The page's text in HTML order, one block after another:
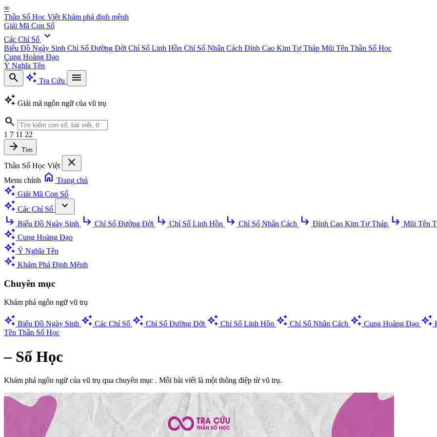
∞
Thần Số Học Việt Khám phá định mệnh
Giải Mã Con Số
Các Chỉ Số expand_more
Biểu Đồ Ngày Sinh Chỉ Số Đường Đời Chỉ Số Linh Hồn Chỉ Số Nhân Cách Đỉnh Cao Kim Tự Tháp Mũi Tên Thần Số Học
Cung Hoàng Đạo
Ý Nghĩa Tên
search auto_awesome Tra Cứu
menu
auto_awesome Giải mã ngôn ngữ của vũ trụ
search
1 7 11 22
arrow_forward Tìm
Thần Số Học Việt close
Menu chính home Trang chủ
auto_awesome Giải Mã Con Số
auto_awesome Các Chỉ Số
expand_more
subdirectory_arrow_right Biểu Đồ Ngày Sinh subdirectory_arrow_right Chỉ Số Đường Đời subdirectory_arrow_right Chỉ Số Linh Hồn subdirectory_arrow_right Chỉ Số Nhân Cách subdirectory_arrow_right Đỉnh Cao Kim Tự Tháp subdirectory_arrow_right Mũi Tên
auto_awesome Cung Hoàng Đạo
auto_awesome Ý Nghĩa Tên
auto_awesome Khám Phá Định Mệnh
Chuyên mục
Khám phá ngôn ngữ vũ trụ
auto_awesome Biểu Đồ Ngày Sinh auto_awesome Các Chỉ Số auto_awesome Chỉ Số Đường Đời auto_awesome Chỉ Số Linh Hồn auto_awesome Chỉ Số Nhân Cách auto_awesome Cung Hoàng Đạo auto_awesome
Tên Thần Số Học
– Số Học
Khám phá ngôn ngữ của vũ trụ qua chuyên mục . Mỗi bài viết là một thông điệp từ vũ trụ.